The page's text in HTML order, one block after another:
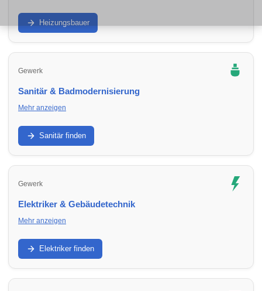
Heizung modernisieren, Wärmepumpe planen und
installieren: Finde Heizungsbauer in Umbgebungen – inkl.
Hydraulik, Förderung und Inbetriebnahme.
Heizungsbauer
Gewerk
Sanitär & Badmodernisierung
Mehr anzeigen
Badumbau, Leitungen, Armaturen, Abdichtung: Finde
Sanitärbetriebe in Umbgebungen für Neubau, Sanierung und
Reparatur.
Sanitär finden
Gewerk
Elektriker & Gebäudetechnik
Mehr anzeigen
Elektroinstallation, Sicherungskasten, E-Check, Smart Home:
Finde Elektriker in Umbgebungen für Ausbau,
Modernisierung und Sicherheit.
Elektriker finden